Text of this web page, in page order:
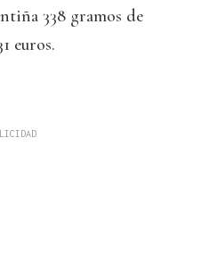
338 gramos de
euros.